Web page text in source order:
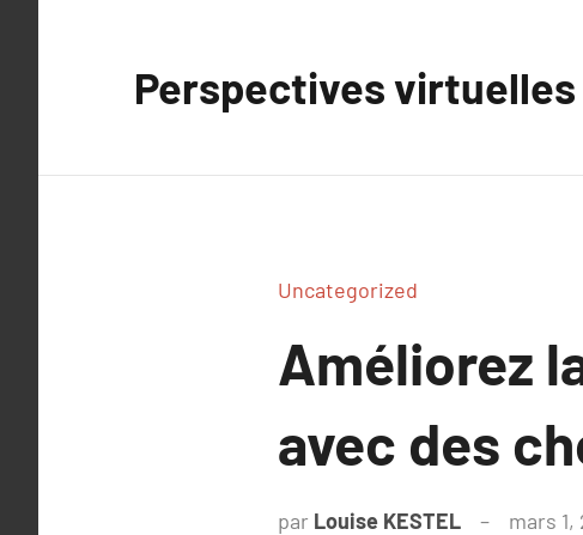
Perspectives virtuelles
Uncategorized
Améliorez
avec des
par Louise KESTEL mars 1,